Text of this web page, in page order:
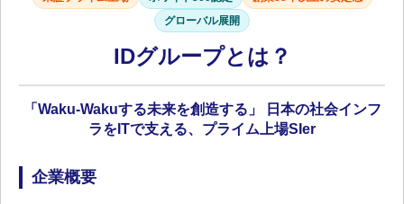
グローバル展開
IDグループとは？
「Waku-Wakuする未来を創造する」
日本の社会インフ
ラをITで支える、プライム上場SIer
企業概要